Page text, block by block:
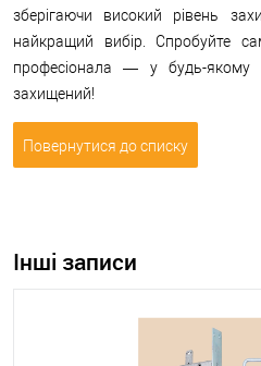
зберігаючи високий рівень
найкращий вибір. Спробуйте
професіонала — у будь-якому
захищений!
Повернутися до списку
Інші записи